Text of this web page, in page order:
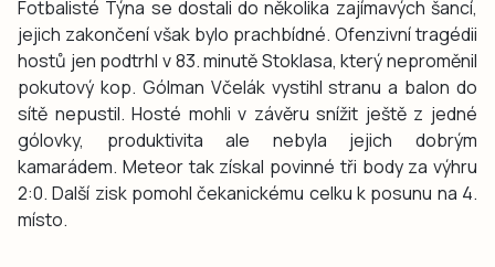
Fotbalisté Týna se dostali do několika zajímavých šancí,
jejich zakončení však bylo prachbídné. Ofenzivní tragédii
hostů jen podtrhl v 83. minutě Stoklasa, který neproměnil
pokutový kop. Gólman Včelák vystihl stranu a balon do
sítě nepustil. Hosté mohli v závěru snížit ještě z jedné
gólovky, produktivita ale nebyla jejich dobrým
kamarádem. Meteor tak získal povinné tři body za výhru
2:0. Další zisk pomohl čekanickému celku k posunu na 4.
místo.